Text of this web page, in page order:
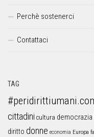
Perchè sostenerci
Contattaci
TAG
cittadini cultura democrazia
diritto donne economia Europa